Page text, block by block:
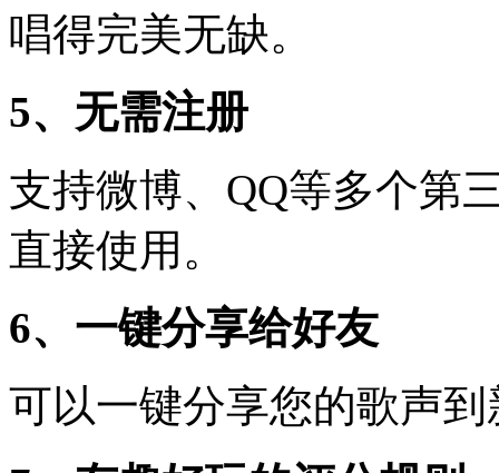
唱得完美无缺。
5、无需注册
支持微博、QQ等多个第
直接使用。
6、一键分享给好友
可以一键分享您的歌声